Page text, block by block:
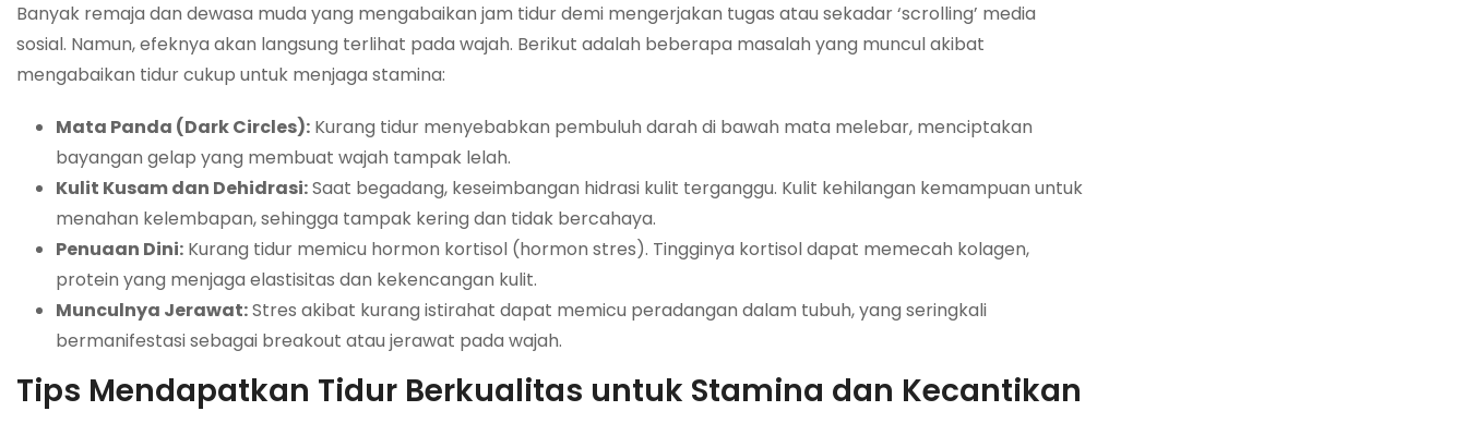
Banyak remaja dan dewasa muda yang mengabaikan jam tidur demi mengerjakan tugas atau sekadar ‘scrolling’ media
sosial. Namun, efeknya akan langsung terlihat pada wajah. Berikut adalah beberapa masalah yang muncul akibat
mengabaikan tidur cukup untuk menjaga stamina:
Mata Panda (Dark Circles): Kurang tidur menyebabkan pembuluh darah di bawah mata melebar, menciptakan
bayangan gelap yang membuat wajah tampak lelah.
Kulit Kusam dan Dehidrasi:Saat begadang, keseimbangan hidrasi kulit terganggu. Kulit kehilangan kemampuan untuk
menahan kelembapan, sehingga tampak kering dan tidak bercahaya.
Penuaan Dini: Kurang tidur memicu hormon kortisol (hormon stres). Tingginya kortisol dapat memecah kolagen,
protein yang menjaga elastisitas dan kekencangan kulit.
Munculnya Jerawat:Stres akibat kurang istirahat dapat memicu peradangan dalam tubuh, yang seringkali
bermanifestasi sebagai breakout atau jerawat pada wajah.
Tips Mendapatkan Tidur Berkualitas untuk Stamina dan Kecantikan